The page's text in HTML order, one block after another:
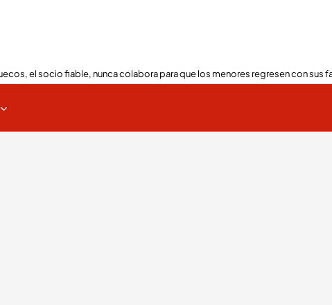
el socio fiable, nunca colabora para que los menores regresen con sus